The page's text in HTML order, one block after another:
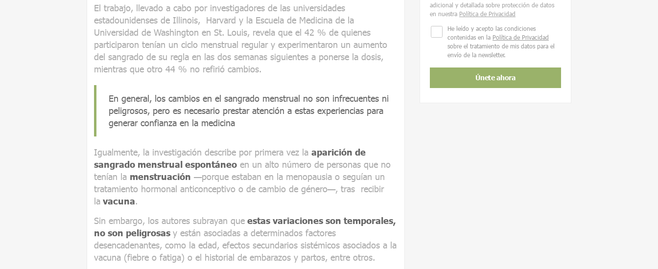
El trabajo, llevado a cabo por investigadores de las universidades
estadounidenses de Illinois, Harvard y la Escuela de Medicina de la
Universidad de Washington en St. Louis, revela que el 42 % de quienes
participaron tenían un ciclo menstrual regular y experimentaron un aumento
del sangrado de su regla en las dos semanas siguientes a ponerse la dosis,
mientras que otro 44 % no refirió cambios.
En general, los cambios en el sangrado menstrual no son infrecuentes ni
peligrosos, pero es necesario prestar atención a estas experiencias para
generar confianza en la medicina
Igualmente, la investigación describe por primera vez la aparición de
sangrado menstrual espontáneo en un alto número de personas que no
tenían la menstruación —porque estaban en la menopausia o seguían un
tratamiento hormonal anticonceptivo o de cambio de género—, tras recibir
la vacuna.
Sin embargo, los autores subrayan que estas variaciones son temporales,
no son peligrosas y están asociadas a determinados factores
desencadenantes, como la edad, efectos secundarios sistémicos asociados a la
vacuna (fiebre o fatiga) o el historial de embarazos y partos, entre otros.
adicional y detallada sobre protección de datos
en nuestra Política de Privacidad
He leído y acepto las condiciones
contenidas en la Política de Privacidad
sobre el tratamiento de mis datos para el
envío de la newsletter.